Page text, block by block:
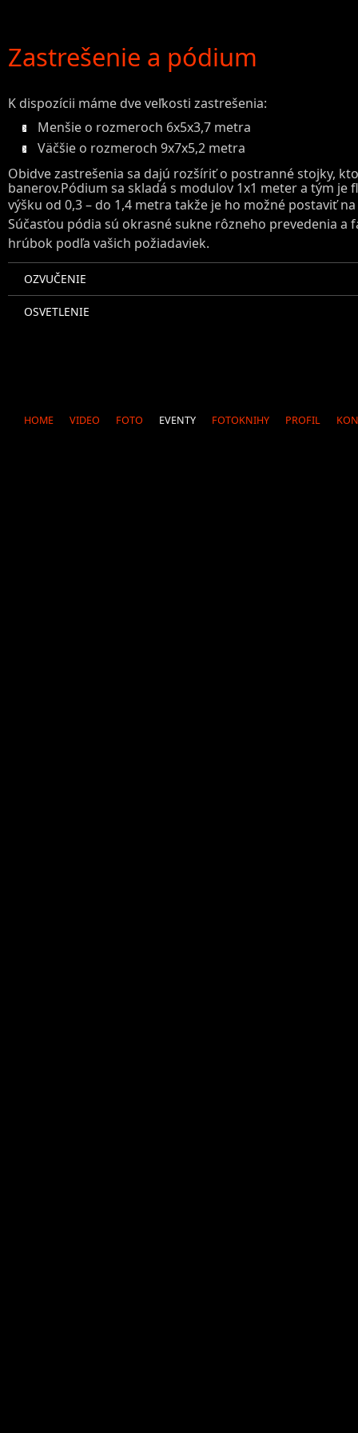
HOME VIDEO FOTO EVENTY FOTOKNIHY PROFIL
Zastrešenie a pódium
K dispozícii máme dve veľkosti zastrešenia:
Menšie o rozmeroch 6x5x3,7 metra
Väčšie o rozmeroch 9x7x5,2 metra
Obidve zastrešenia sa dajú rozšíriť o postranné stojky,
banerov.Pódium sa skladá s modulov 1x1 meter a tým
výšku od 0,3 – do 1,4 metra takže je ho možné postaviť
Súčasťou pódia sú okrasné sukne rôzneho prevedenia
hrúbok podľa vašich požiadaviek.
OZVUČENIE
OSVETLENIE